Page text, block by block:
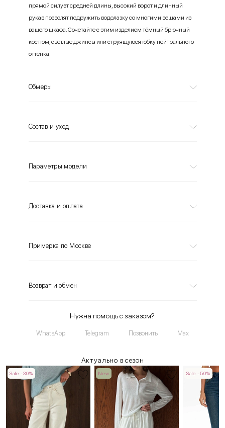
прямой силуэт средней длины, высокий ворот и длинный
рукав позволят подружить водолазку со многими вещами из
вашего шкафа. Сочетайте с этим изделием тёмный брючный
костюм, светлые джинсы или струящуюся юбку нейтрального
оттенка.
Обмеры
Состав и уход
Параметры модели
Доставка и оплата
Примерка по Москве
Возврат и обмен
Нужна помощь с заказом?
WhatsApp Telegram Позвонить Max
Актуально в сезон
Sale -30% New Sale -50%